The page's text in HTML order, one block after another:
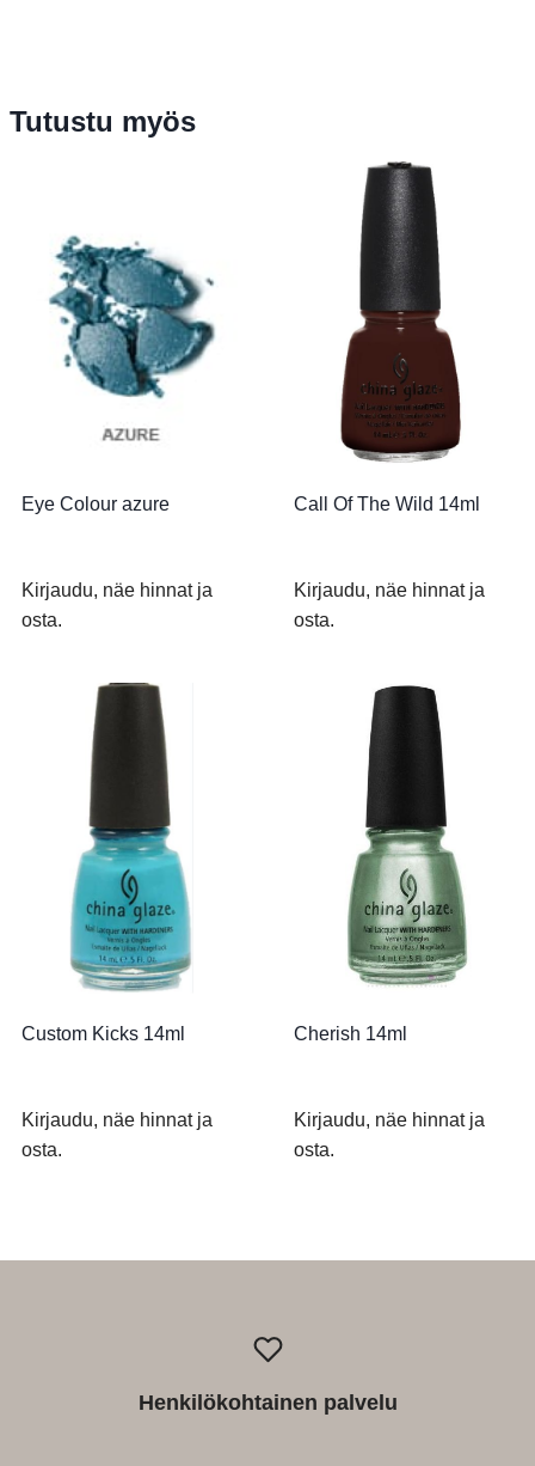
Tutustu myös
Eye Colour azure
Kirjaudu, näe hinnat ja
osta.
Call Of The Wild 14ml
Kirjaudu, näe hinnat ja
osta.
Custom Kicks 14ml
Kirjaudu, näe hinnat ja
osta.
Cherish 14ml
Kirjaudu, näe hinnat ja
osta.
Henkilökohtainen palvelu